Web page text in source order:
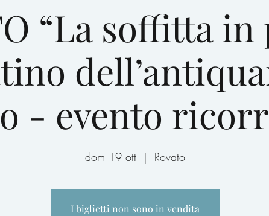
“La soffitta in
- evento
dom 19 ott
  |
Rovato
I biglietti non sono in vendita